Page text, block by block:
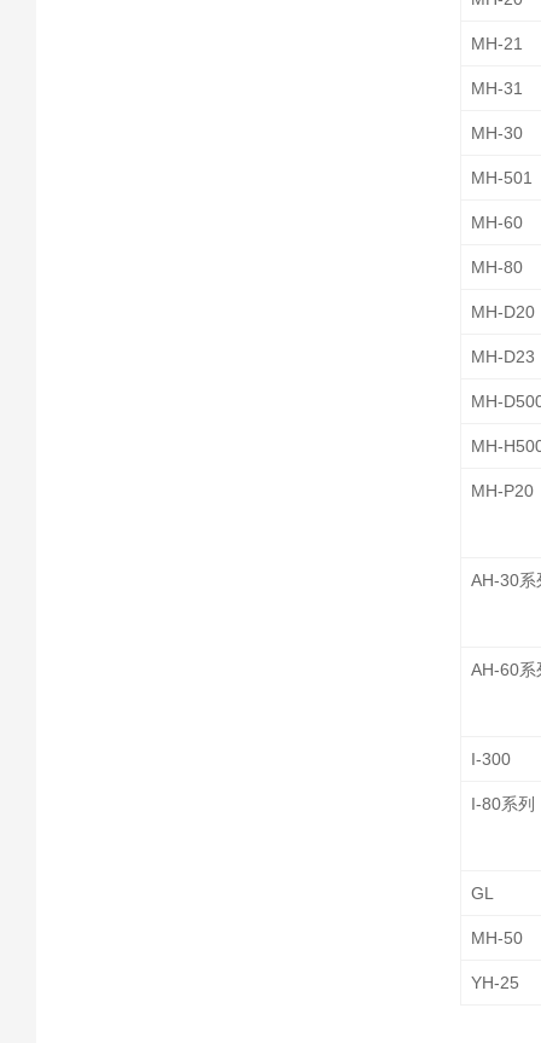
MH-21
MH-31
MH-30
MH-501
MH-60
MH-80
MH-D20
MH-D23
MH-
MH-
MH-P20
AH-30系
AH-60系
I-300
I-80系列
GL
MH-50
YH-25